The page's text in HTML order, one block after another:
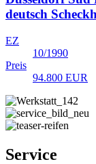
deutsch
EZ
10/1990
Preis
94.800 EUR
Service